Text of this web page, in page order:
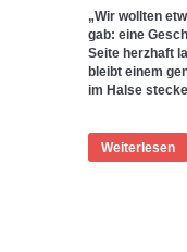
„Wir wollten
gab: eine
Seite herzhaft
bleibt einem
im Halse
Weiterlesen